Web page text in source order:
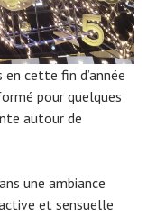
cette fin d’année
pour quelques
autour de
une ambiance
et sensuelle